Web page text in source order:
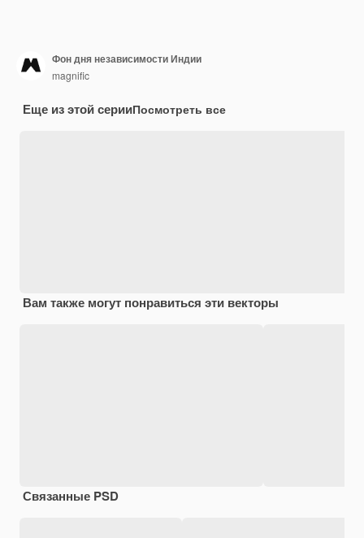
Фон дня независимости Индии
magnific
Еще из этой серииПосмотреть все
Вам также могут понравиться эти векторы
Связанные PSD